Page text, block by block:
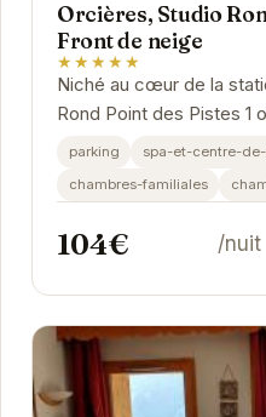
Orcières, Studio
Front de neige
★★★★★
Niché au cœur de la
Rond Point des Pistes 1
pistes de ski, vous
parking spa-et-centre-
chambres-familiales
104€ /nuit